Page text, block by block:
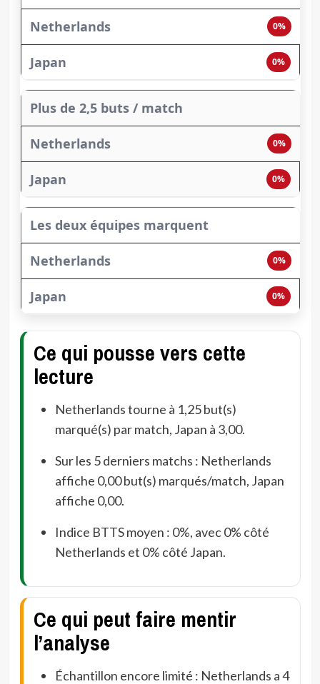
0%
0%
Plus de 2,5 buts / match
0%
0%
Les deux équipes marquent
0%
0%
Ce qui pousse vers cette
lecture
Netherlands tourne à 1,25 but(s)
marqué(s) par match, Japan à 3,00.
Sur les 5 derniers matchs : Netherlands
affiche 0,00 but(s) marqués/match, Japan
affiche 0,00.
Indice BTTS moyen : 0%, avec 0% côté
Netherlands et 0% côté Japan.
Ce qui peut faire mentir
l’analyse
Échantillon encore limité : Netherlands a 4